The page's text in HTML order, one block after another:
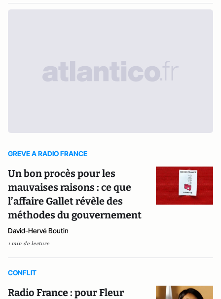
GREVE A RADIO FRANCE
Un bon procès pour les
mauvaises raisons : ce que
l’affaire Gallet révèle des
méthodes du gouvernement
David-Hervé Boutin
1 min de lecture
CONFLIT
Radio France : pour Fleur